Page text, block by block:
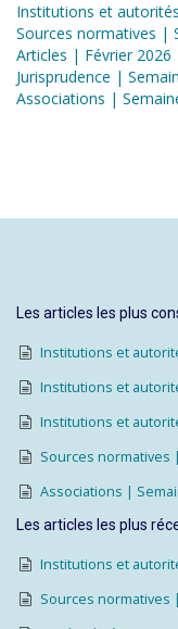
Institutions et
Sources normatives |
Articles | Février 2026
Jurisprudence |
Associations |
Les articles les plus
Institutions et
Institutions et
Institutions et
Sources normatives
Associations |
Les articles les plus
Institutions et
Sources normatives